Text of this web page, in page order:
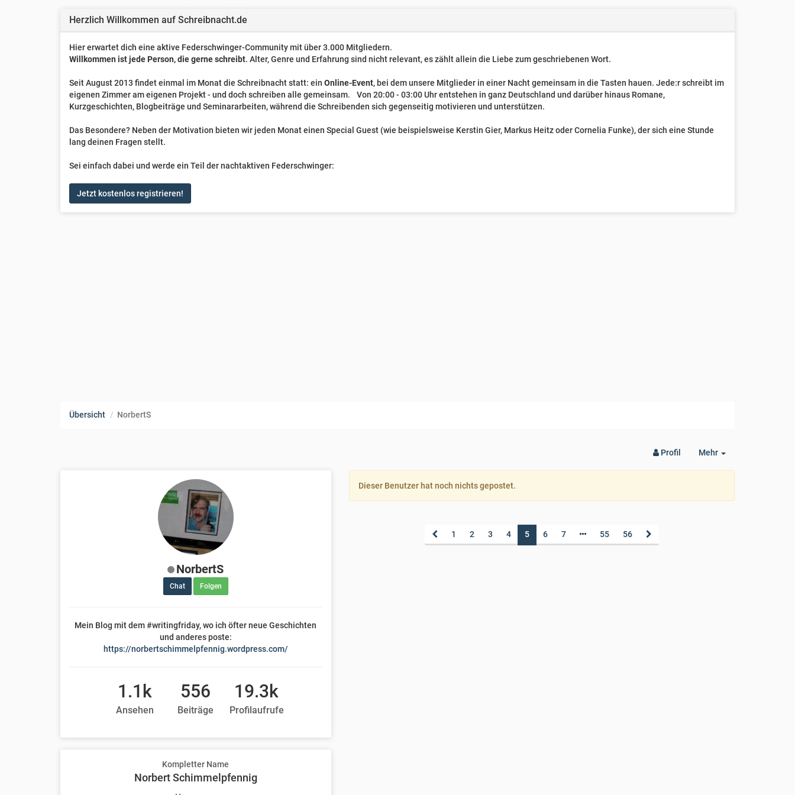
Herzlich Willkommen auf Schreibnacht.de
Hier erwartet dich eine aktive Federschwinger-Community mit über 3.000 Mitgliedern.
Willkommen ist jede Person, die gerne schreibt. Alter, Genre und Erfahrung sind nicht relevant, es zählt allein die Liebe zum geschriebenen Wort.
Seit August 2013 findet einmal im Monat die Schreibnacht statt: ein Online-Event, bei dem unsere Mitglieder in einer Nacht gemeinsam in die Tasten hauen. Jede:r schreibt im
eigenen Zimmer am eigenen Projekt - und doch schreiben alle gemeinsam. Von 20:00 - 03:00 Uhr entstehen in ganz Deutschland und darüber hinaus Romane,
Kurzgeschichten, Blogbeiträge und Seminararbeiten, während die Schreibenden sich gegenseitig motivieren und unterstützen.
Das Besondere? Neben der Motivation bieten wir jeden Monat einen Special Guest (wie beispielsweise Kerstin Gier, Markus Heitz oder Cornelia Funke), der sich eine Stunde
lang deinen Fragen stellt.
Sei einfach dabei und werde ein Teil der nachtaktiven Federschwinger:
Jetzt kostenlos registrieren!
Übersicht NorbertS
Mehr
Toggle
Profil
NorbertS
Chat Folgen
Mein Blog mit dem #writingfriday, wo ich öfter neue Geschichten
und anderes poste:
https://norbertschimmelpfennig.wordpress.com/
1.1k
Ansehen
556
Beiträge
19.3k
Profilaufrufe
Kompletter Name
Norbert Schimmelpfennig
Dieser Benutzer hat noch nichts gepostet.
1 2 3 4 5 6 7 55 56